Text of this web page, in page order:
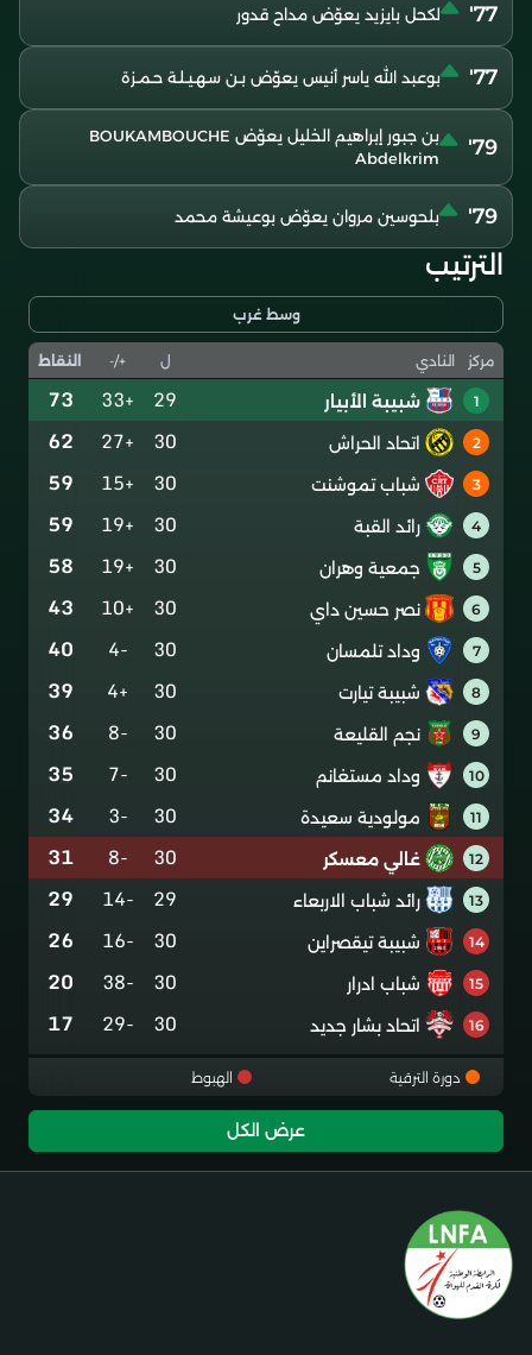
77' لكحل بايزيد يعوّض مداح قدور
77' بوعبد الله ياسر أنيس يعوّض بـن سـهـيـلـة حـمـزة
79'
بن جبور إبراهيم الخليل يعوّض BOUKAMBOUCHE
Abdelkrim
79' بلحوسين مروان يعوّض بوعيشة محمد
الترتيب
وسط غرب
مركز النادي ل +/- النقاط
1 شبيبة الأبيار 29
+33
73
2 اتحاد الحراش 30
+27
62
3 شباب تموشنت 30
+15
59
4 رائد القبة 30
+19
59
5 جمعية وهران 30
+19
58
6 نصر حسين داي 30
+10
43
7 وداد تلمسان 30
-4
40
8 شبيبة تيارت 30
+4
39
9 نجم القليعة 30
-8
36
10 وداد مستغانم 30
-7
35
11 مولودية سعيدة 30
-3
34
12 غالي معسكر 30
-8
31
13 رائد شباب الاربعاء 29
-14
29
14 شبيبة تيقصراين 30
-16
26
15 شباب ادرار 30
-38
20
16 اتحاد بشار جديد 30
-29
17
دورة الترقية الهبوط
عرض الكل